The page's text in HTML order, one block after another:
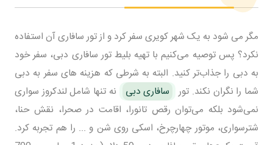
مگر می شود به یک شهر کویری سفر کرد و از تور سافاری آن استفاده
نکرد؟ پس توصیه می‌کنیم با تهیه بلیط تور سافاری دبی، سفر خود
به دبی را جذاب‌تر کنید. البته به شرطی که هزینه های سفر به دبی
شما را نگران نکند. تور
سافاری دبی
نه تنها شامل لندکروز سواری
نمی‌شود بلکه می‌توان رقص تانورا، اقامت در صحرا، نقش حنا،
شترسواری، موتور چهارچرخ، اسکی روی شن و ... را هم تجربه کرد.